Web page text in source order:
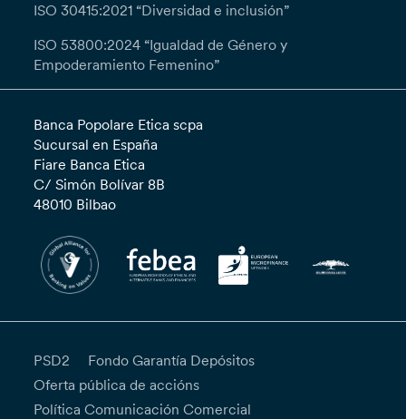
ISO 30415:2021 “Diversidad e inclusión”
ISO 53800:2024 “Igualdad de Género y
Empoderamiento Femenino”
Banca Popolare Etica scpa
Sucursal en España
Fiare Banca Etica
C/ Simón Bolívar 8B
48010 Bilbao
PSD2
Fondo Garantía Depósitos
Oferta pública de accións
Política Comunicación Comercial